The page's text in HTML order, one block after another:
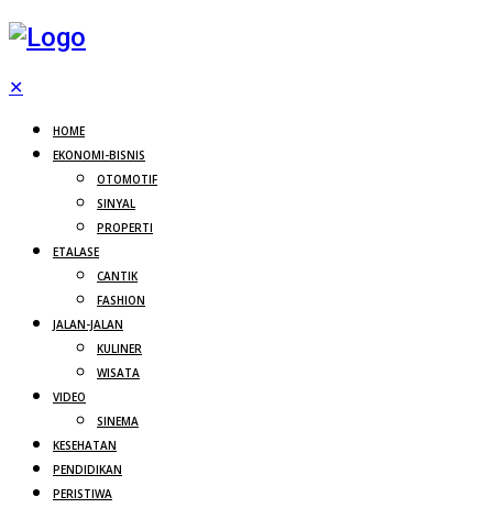
✕
HOME
EKONOMI-BISNIS
OTOMOTIF
SINYAL
PROPERTI
ETALASE
CANTIK
FASHION
JALAN-JALAN
KULINER
WISATA
VIDEO
SINEMA
KESEHATAN
PENDIDIKAN
PERISTIWA